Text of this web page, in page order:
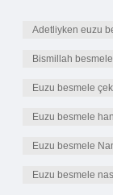
Adetliyken euzu
Bismillah
Euzu besmele
Euzu besmele
Euzu besmele
Euzu besmele